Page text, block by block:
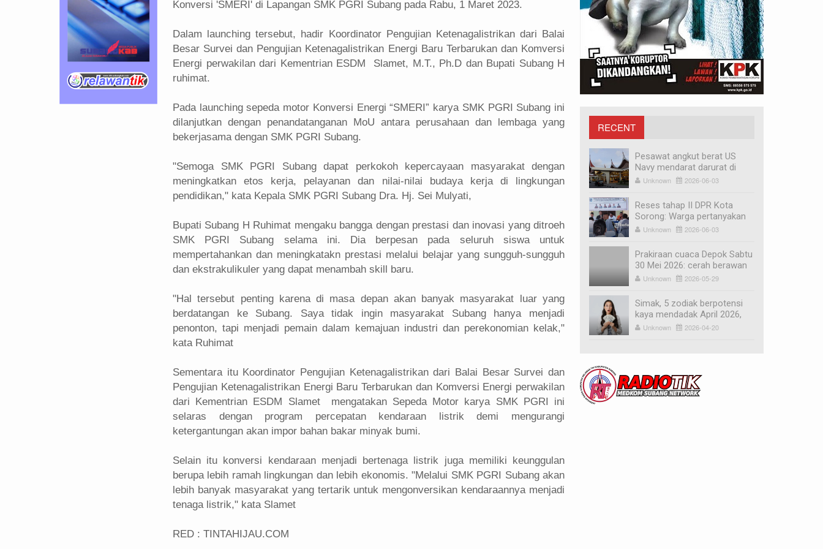
Konversi 'SMERI' di Lapangan SMK PGRI Subang pada Rabu, 1 Maret 2023.
Dalam launching tersebut, hadir Koordinator Pengujian Ketenagalistrikan dari Balai
Besar Survei dan Pengujian Ketenagalistrikan Energi Baru Terbarukan dan Komversi
Energi perwakilan dari Kementrian ESDM Slamet, M.T., Ph.D dan Bupati Subang H
ruhimat.
Pada launching sepeda motor Konversi Energi “SMERI” karya SMK PGRI Subang ini
dilanjutkan dengan penandatanganan MoU antara perusahaan dan lembaga yang
bekerjasama dengan SMK PGRI Subang.
"Semoga SMK PGRI Subang dapat perkokoh kepercayaan masyarakat dengan
meningkatkan etos kerja, pelayanan dan nilai-nilai budaya kerja di lingkungan
pendidikan," kata Kepala SMK PGRI Subang Dra. Hj. Sei Mulyati,
Bupati Subang H Ruhimat mengaku bangga dengan prestasi dan inovasi yang ditroeh
SMK PGRI Subang selama ini. Dia berpesan pada seluruh siswa untuk
mempertahankan dan meningkatakn prestasi melalui belajar yang sungguh-sungguh
dan ekstrakulikuler yang dapat menambah skill baru.
"Hal tersebut penting karena di masa depan akan banyak masyarakat luar yang
berdatangan ke Subang. Saya tidak ingin masyarakat Subang hanya menjadi
penonton, tapi menjadi pemain dalam kemajuan industri dan perekonomian kelak,"
kata Ruhimat
Sementara itu Koordinator Pengujian Ketenagalistrikan dari Balai Besar Survei dan
Pengujian Ketenagalistrikan Energi Baru Terbarukan dan Komversi Energi perwakilan
dari Kementrian ESDM Slamet mengatakan Sepeda Motor karya SMK PGRI ini
selaras dengan program percepatan kendaraan listrik demi mengurangi
ketergantungan akan impor bahan bakar minyak bumi.
Selain itu konversi kendaraan menjadi bertenaga listrik juga memiliki keunggulan
berupa lebih ramah lingkungan dan lebih ekonomis. "Melalui SMK PGRI Subang akan
lebih banyak masyarakat yang tertarik untuk mengonversikan kendaraannya menjadi
tenaga listrik," kata Slamet
RED : TINTAHIJAU.COM
RECENT
MEDIA
Pesawat angkut berat US
Navy mendarat darurat di
Bandara Minangkabau,
Unknown 2026-06-03
Reses tahap II DPR Kota
Sorong: Warga pertanyakan
revitalisasi Pasar Remu dan
Unknown 2026-06-03
Prakiraan cuaca Depok Sabtu
30 Mei 2026: cerah berawan
pagi hari, waspada hujan
Unknown 2026-05-29
Simak, 5 zodiak berpotensi
kaya mendadak April 2026,
saat perubahan finansial
Unknown 2026-04-20